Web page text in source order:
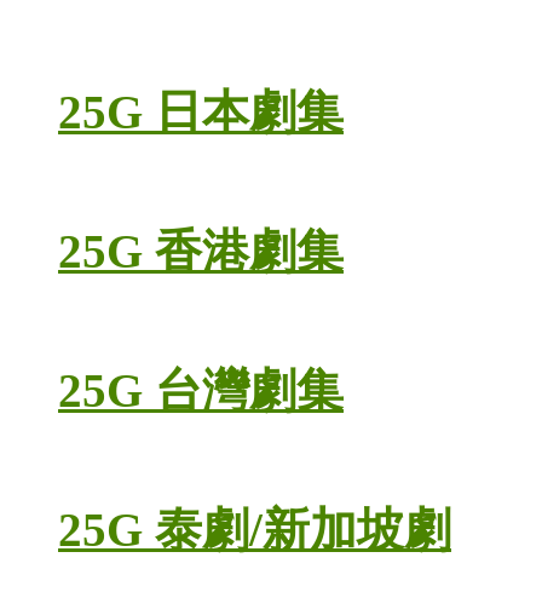
25G 日本劇集
25G 香港劇集
25G 台灣劇集
25G 泰劇/新加坡劇